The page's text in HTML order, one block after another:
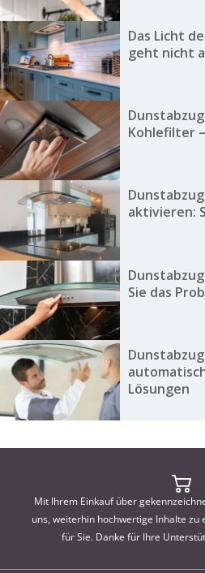
Das Licht
geht nicht
Kohlefilter
aktivieren:
Sie das
Lösungen
Mit Ihrem Einkauf über
uns, weiterhin hochwertige Inhalte zu
für Sie. Danke für Ihre